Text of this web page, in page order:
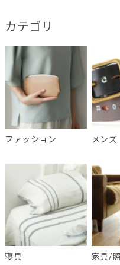
カテゴリ
ファッション メンズ
寝具 家具/